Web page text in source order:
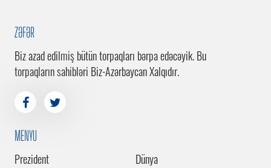
ZƏFƏR
Biz azad edilmiş bütün torpaqları bərpa edəcəyik. Bu
torpaqların sahibləri Biz-Azərbaycan Xalqıdır.
MENYU
Prezident
Dünya